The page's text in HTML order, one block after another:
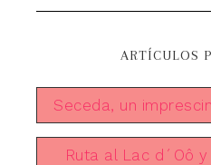
ARTÍCULOS
Seceda, un
Ruta al Lac d´Oô